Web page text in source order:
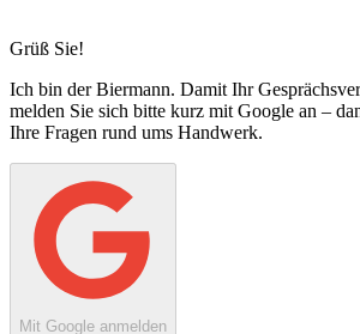
Grüß Sie!
Ich bin der Biermann. Damit Ihr
melden Sie sich bitte kurz mit Google an –
Ihre Fragen rund ums Handwerk.
Mit Google anmelden